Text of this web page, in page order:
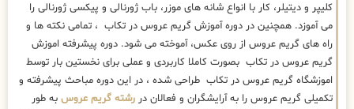
کلیپر و دیتیلر، کار با انواع شانه های موزر، باب ژورنالی و پیکسی ژورنالی را
می آموزد. همچنین در دوره آموزش گریم عروس در تکاب ، تمامی نکته ها و
راه های گریم عروس از روی عکس، آموخته می شود. دوره پیشرفته اموزش
گریم عروس در تکاب بصورت کاملا کاربردی و عملی برای نخستین بار توسط
اموزشگاه گریم عروس در تکاب طراحی شده ، در این دوره مباحث پیشرفته و
تکمیلی گریم عروس را به آرایشگران و فعالان در رشته گریم عروس به طور